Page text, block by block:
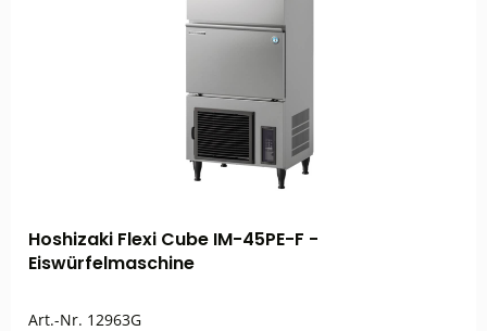
Hoshizaki Flexi Cube IM-45PE-F -
Eiswürfelmaschine
Art.-Nr. 12963G